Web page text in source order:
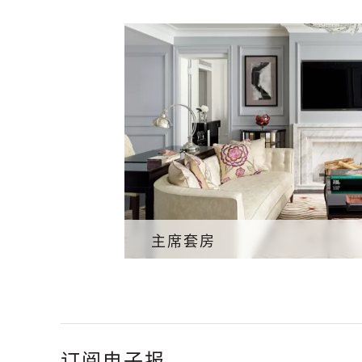
主席套房